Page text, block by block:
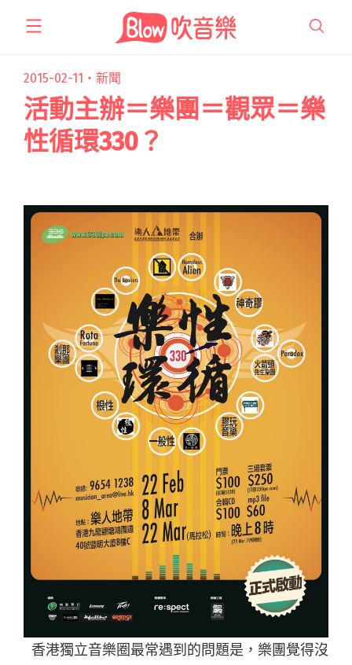
2015-02-11・ 新聞
活動主辦＝樂團＝觀眾＝樂
性循環330？
香港獨立音樂圈最常遇到的問題是，樂團覺得沒